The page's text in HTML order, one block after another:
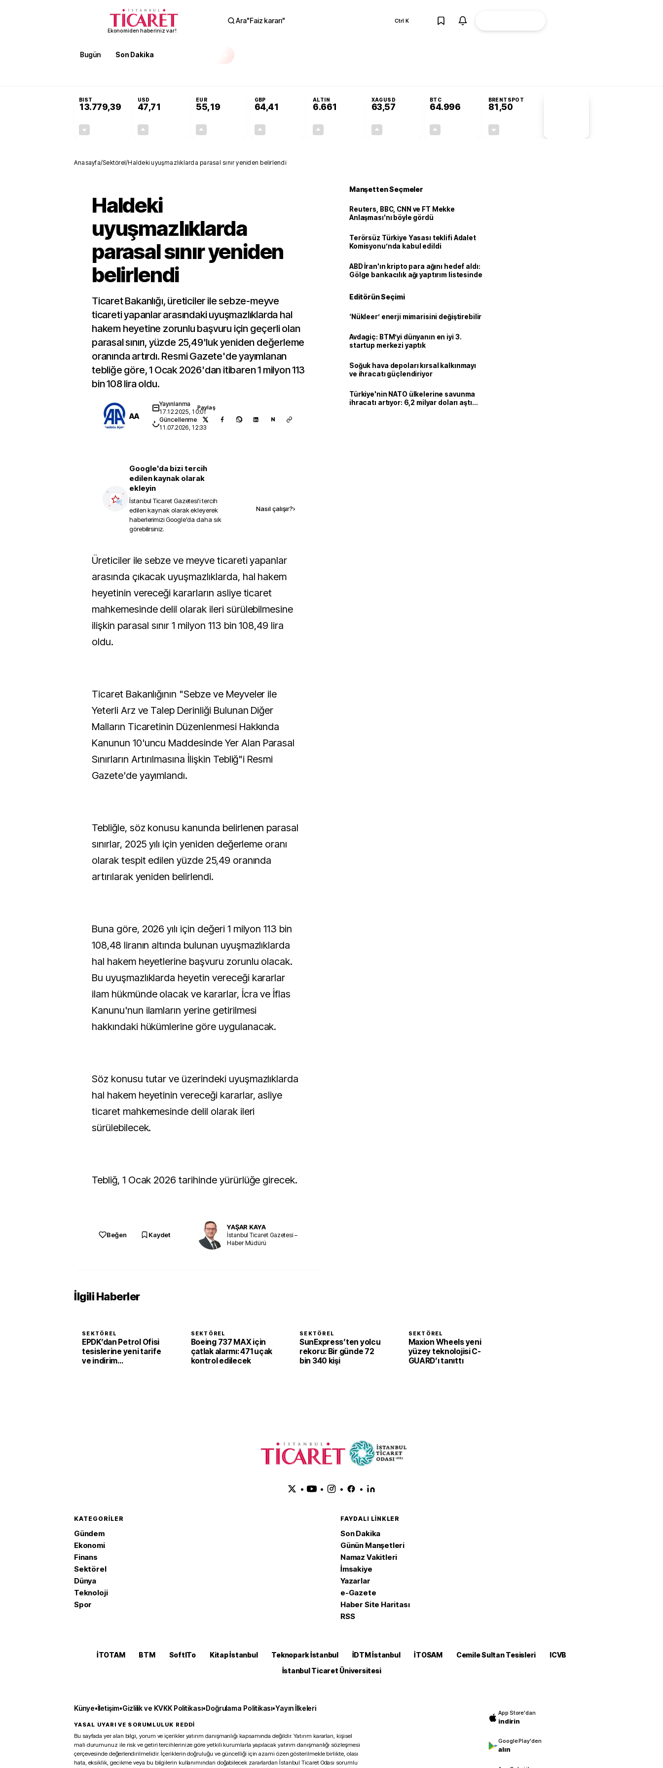
Ekonomiden haberiniz var!
Ara"Faiz kararı" Ctrl K
Bugün Son Dakika
BIST
13.779,39
USD
47,71
EUR
55,19
GBP
64,41
ALTIN
6.661
XAGUSD
63,57
BTC
64.996
BRENTSPOT
81,50
Anasayfa/Sektörel/Haldeki uyuşmazlıklarda parasal sınır yeniden belirlendi
Haldeki
uyuşmazlıklarda
parasal sınır yeniden
belirlendi
Ticaret Bakanlığı, üreticiler ile sebze-meyve
ticareti yapanlar arasındaki uyuşmazlıklarda hal
hakem heyetine zorunlu başvuru için geçerli olan
parasal sınırı, yüzde 25,49'luk yeniden değerleme
oranında artırdı. Resmi Gazete'de yayımlanan
tebliğe göre, 1 Ocak 2026'dan itibaren 1 milyon 113
bin 108 lira oldu.
AA
Yayınlanma
17.12.2025, 10:01
Güncellenme
11.07.2026, 12:33
Paylaş
N
Google'da bizi tercih
edilen kaynak olarak
ekleyin
İstanbul Ticaret Gazetesi'i tercih
edilen kaynak olarak ekleyerek
haberlerimizi Google'da daha sık
görebilirsiniz.
Nasıl çalışır?›
Üreticiler ile sebze ve meyve ticareti yapanlar
arasında çıkacak uyuşmazlıklarda, hal hakem
heyetinin vereceği kararların asliye ticaret
mahkemesinde delil olarak ileri sürülebilmesine
ilişkin parasal sınır 1 milyon 113 bin 108,49 lira
oldu.
Ticaret Bakanlığının "Sebze ve Meyveler ile
Yeterli Arz ve Talep Derinliği Bulunan Diğer
Malların Ticaretinin Düzenlenmesi Hakkında
Kanunun 10'uncu Maddesinde Yer Alan Parasal
Sınırların Artırılmasına İlişkin Tebliğ"i Resmi
Gazete'de yayımlandı.
Tebliğle, söz konusu kanunda belirlenen parasal
sınırlar, 2025 yılı için yeniden değerleme oranı
olarak tespit edilen yüzde 25,49 oranında
artırılarak yeniden belirlendi.
Buna göre, 2026 yılı için değeri 1 milyon 113 bin
108,48 liranın altında bulunan uyuşmazlıklarda
hal hakem heyetlerine başvuru zorunlu olacak.
Bu uyuşmazlıklarda heyetin vereceği kararlar
ilam hükmünde olacak ve kararlar, İcra ve İflas
Kanunu'nun ilamların yerine getirilmesi
hakkındaki hükümlerine göre uygulanacak.
Söz konusu tutar ve üzerindeki uyuşmazlıklarda
hal hakem heyetinin vereceği kararlar, asliye
ticaret mahkemesinde delil olarak ileri
sürülebilecek.
Tebliğ, 1 Ocak 2026 tarihinde yürürlüğe girecek.
Beğen Kaydet
YAŞAR KAYA
İstanbul Ticaret Gazetesi –
Haber Müdürü
Manşetten Seçmeler
Reuters, BBC, CNN ve FT Mekke
Anlaşması'nı böyle gördü
Terörsüz Türkiye Yasası teklifi Adalet
Komisyonu’nda kabul edildi
ABD İran'ın kripto para ağını hedef aldı:
Gölge bankacılık ağı yaptırım listesinde
Editörün Seçimi
‘Nükleer’ enerji mimarisini değiştirebilir
Avdagiç: BTM’yi dünyanın en iyi 3.
startup merkezi yaptık
Soğuk hava depoları kırsal kalkınmayı
ve ihracatı güçlendiriyor
Türkiye'nin NATO ülkelerine savunma
ihracatı artıyor: 6,2 milyar doları aştı
İlgili Haberler
SEKTÖREL
EPDK’dan Petrol Ofisi
tesislerine yeni tarife
ve indirim
SEKTÖREL
Boeing 737 MAX için
çatlak alarmı: 471 uçak
kontrol edilecek
SEKTÖREL
SunExpress’ten yolcu
rekoru: Bir günde 72
bin 340 kişi
SEKTÖREL
Maxion Wheels yeni
yüzey teknolojisi C-
GUARD’ı tanıttı
• • • •
KATEGORILER
Gündem
Ekonomi
Finans
Sektörel
Dünya
Teknoloji
Spor
FAYDALI LINKLER
Son Dakika
Günün Manşetleri
Namaz Vakitleri
İmsakiye
Yazarlar
e-Gazete
Haber Site Haritası
RSS
İTOTAM BTM SoftITo Kitap İstanbul Teknopark İstanbul İDTM İstanbul İTOSAM Cemile Sultan Tesisleri
ICVB
İstanbul Ticaret Üniversitesi
Künye•İletişim•Gizlilik ve KVKK Politikası•Doğrulama Politikası•Yayın İlkeleri
YASAL UYARI VE SORUMLULUK REDDİ
Bu sayfada yer alan bilgi, yorum ve içerikler yatırım danışmanlığı kapsamında değildir. Yatırım kararları, kişisel
mali durumunuz ile risk ve getiri tercihlerinize göre yetkili kurumlarla yapılacak yatırım danışmanlığı sözleşmesi
çerçevesinde değerlendirilmelidir. İçeriklerin doğruluğu ve güncelliği için azami özen gösterilmekle birlikte, olası
hata, eksiklik, gecikme veya bu bilgilerin kullanımından doğabilecek zararlardan İstanbul Ticaret Odası sorumlu
App Store'dan
indirin
Google Play'den
alın